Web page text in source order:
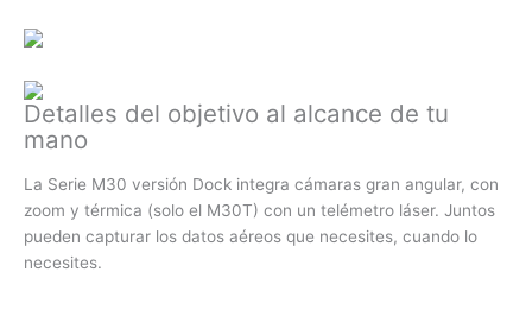
Detalles del objetivo al alcance de tu
mano
La Serie M30 versión Dock integra cámaras gran angular, con
zoom y térmica (solo el M30T) con un telémetro láser. Juntos
pueden capturar los datos aéreos que necesites, cuando lo
necesites.